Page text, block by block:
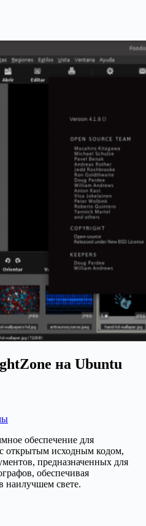
на Ubuntu
обеспечение для
открытым исходным кодом,
предназначенных для
обеспечивая
наилучшем свете.